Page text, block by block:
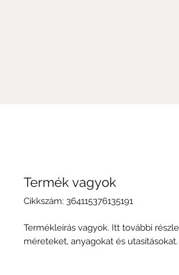
Termék vagyok
Cikkszám: 364115376135191
Termékleírás vagyok. Itt további
méreteket, anyagokat és utasításokat.